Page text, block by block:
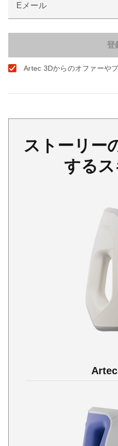
Eメール
Artec 3Dからのオファーや
ストーリー
する